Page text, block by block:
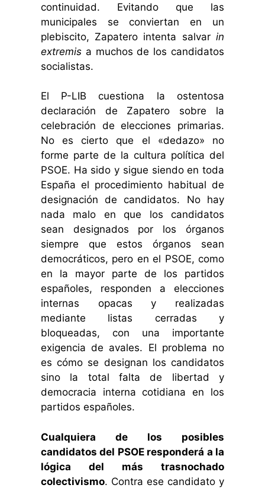
continuidad. Evitando que las
municipales se conviertan en un
plebiscito, Zapatero intenta salvarin
extremisa muchos de los candidatos
socialistas.
El P-LIB cuestiona la ostentosa
declaración de Zapatero sobre la
celebración de elecciones primarias.
No es cierto que el «dedazo» no
forme parte de la cultura política del
PSOE. Ha sido y sigue siendo en toda
España el procedimiento habitual de
designación de candidatos. No hay
nada malo en que los candidatos
sean designados por los órganos
siempre que estos órganos sean
democráticos, pero en el PSOE, como
en la mayor parte de los partidos
españoles, responden a elecciones
internas opacas y realizadas
mediante listas cerradas y
bloqueadas, con una importante
exigencia de avales. El problema no
es cómo se designan los candidatos
sino la total falta de libertad y
democracia interna cotidiana en los
partidos españoles.
Cualquiera de los posibles
candidatos del PSOE responderá a la
lógica del más trasnochado
colectivismo. Contra ese candidato y